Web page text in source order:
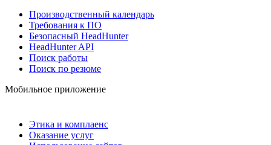
Производственный календарь
Требования к ПО
Безопасный HeadHunter
HeadHunter API
Поиск работы
Поиск по резюме
Мобильное приложение
Этика и комплаенс
Оказание услуг